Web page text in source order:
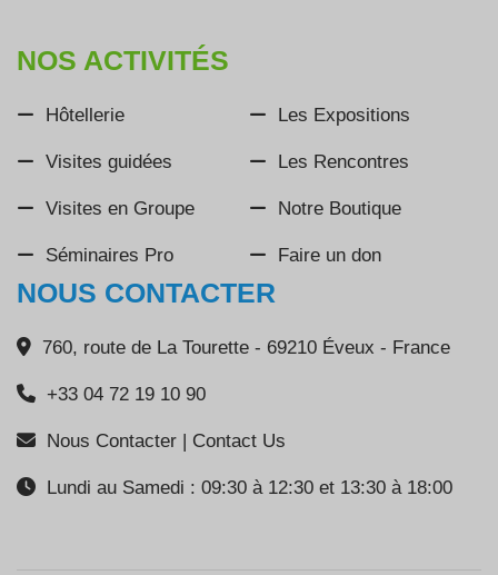
NOS ACTIVITÉS
Hôtellerie
Visites guidées
Visites en Groupe
Séminaires Pro
Les Expositions
Les Rencontres
Notre Boutique
Faire un don
NOUS CONTACTER
760, route de La Tourette - 69210 Éveux - France
+33 04 72 19 10 90
Nous Contacter | Contact Us
Lundi au Samedi : 09:30 à 12:30 et 13:30 à 18:00